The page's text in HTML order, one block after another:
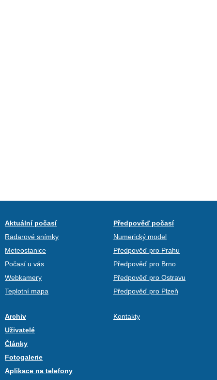
Aktuální počasí
Radarové snímky
Meteostanice
Počasí u vás
Webkamery
Teplotní mapa
Předpověď počasí
Numerický model
Předpověď pro Prahu
Předpověď pro Brno
Předpověď pro Ostravu
Předpověď pro Plzeň
Archiv
Uživatelé
Články
Fotogalerie
Aplikace na telefony
Kontakty